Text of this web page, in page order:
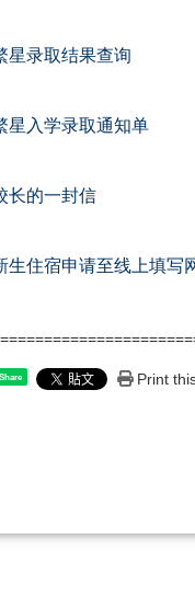
星录取结果查询
星入学录取通知单
长的一封信
生住宿申请至线上填写
Share Print